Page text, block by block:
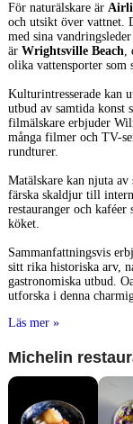
För naturälskare är
och utsikt över vattnet.
med sina
är Wrightsville Beach,
olika vattensporter som
Kulturintresserade kan
utbud av samtida konst
filmälskare erbjuder
många filmer och TV-
rundturer.
Matälskare kan njuta av
färska skaldjur till
restauranger och
köket.
Sammanfattningsvis
sitt rika historiska arv,
gastronomiska utbud.
utforska i denna
Läs mer »
Michelin